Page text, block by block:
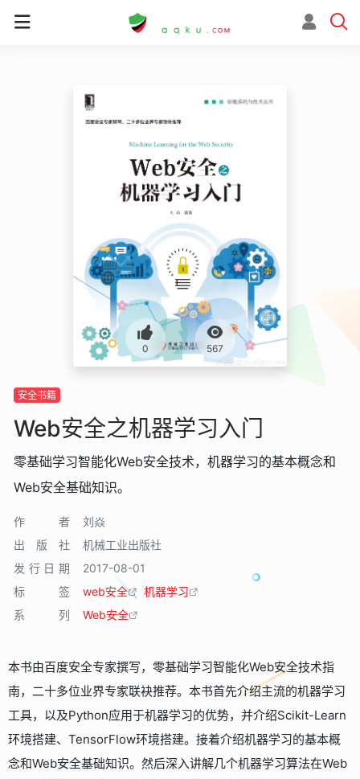
0 567
安全书籍
Web安全之机器学习入门
零基础学习智能化Web安全技术，机器学习的基本概念和
Web安全基础知识。
作者
刘焱
出版社
机械工业出版社
发行日期
2017-08-01
标签
web安全
机器学习
系列
Web安全
本书由百度安全专家撰写，零基础学习智能化Web安全技术指
南，二十多位业界专家联袂推荐。本书首先介绍主流的机器学习
工具，以及Python应用于机器学习的优势，并介绍Scikit-Learn
环境搭建、TensorFlow环境搭建。接着介绍机器学习的基本概
念和Web安全基础知识。然后深入讲解几个机器学习算法在Web